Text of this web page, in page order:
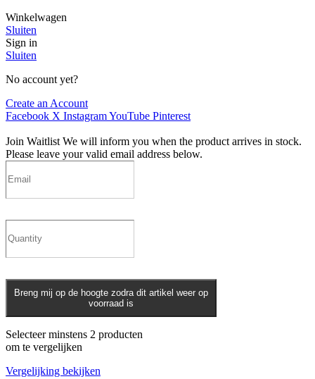
Winkelwagen
Sluiten
Sign in
Sluiten
No account yet?
Create an Account
Facebook X InstagramYouTube Pinterest
Join Waitlist We will inform you when the product arrives in stock.
Please leave your valid email address below.
Breng mij op de hoogte zodra dit artikel weer op
voorraad is
Selecteer minstens 2 producten
om te vergelijken
Vergelijking bekijken